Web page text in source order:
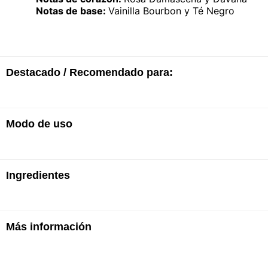
Notas de base: Vainilla Bourbon y Té Negro
Destacado / Recomendado para:
· Eau de Parfum
Modo de uso
Ingredientes
ALCOHOL, PARFUM / FRAGRANCE, AQUA /
Más información